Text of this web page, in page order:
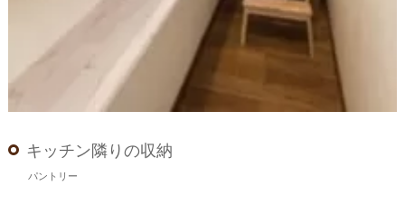
キッチン隣りの収納
パントリー